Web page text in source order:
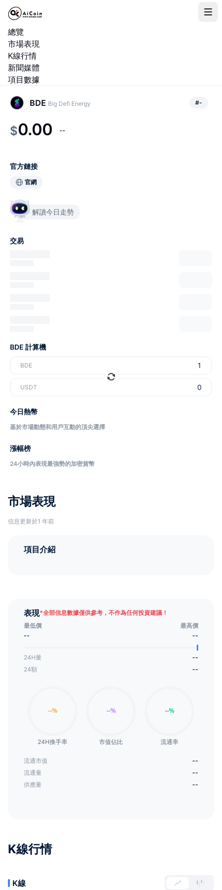
總覽
市場表現
K線行情
新聞媒體
項目數據
市場表現
信息更新於1 年前
項目介紹
表現*全部信息數據僅供參考，不作為任何投資建議！
最低價
最高價
--
--
24H量
--
24額
--
24H換手率 市值佔比 流通率
流通市值
--
流通量
--
供應量
--
K線行情
K線
BDE Big Defi Energy #-
$0.00 --
官方鏈接
官網
解讀今日走勢
交易
BDE 計算機
BDE
USDT
今日熱幣
基於市場動態和用戶互動的頂尖選擇
漲幅榜
24小時內表現最強勢的加密貨幣